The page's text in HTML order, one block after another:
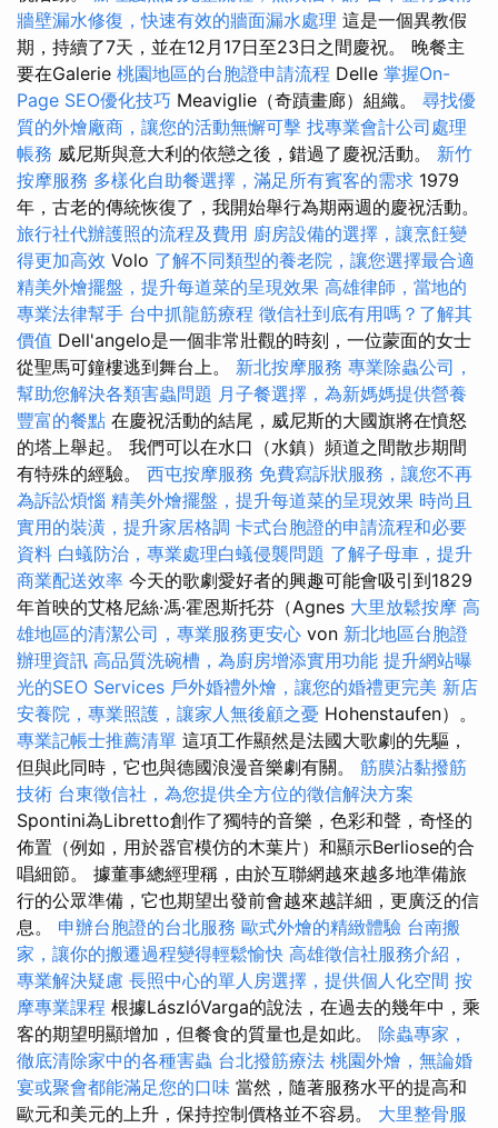
牆壁漏水修復，快速有效的牆面漏水處理 這是一個異教假
期，持續了7天，並在12月17日至23日之間慶祝。 晚餐主
要在Galerie 桃園地區的台胞證申請流程 Delle 掌握On-
Page SEO優化技巧 Meaviglie（奇蹟畫廊）組織。 尋找優
質的外燴廠商，讓您的活動無懈可擊 找專業會計公司處理
帳務 威尼斯與意大利的依戀之後，錯過了慶祝活動。 新竹
按摩服務 多樣化自助餐選擇，滿足所有賓客的需求 1979
年，古老的傳統恢復了，我開始舉行為期兩週的慶祝活動。
旅行社代辦護照的流程及費用 廚房設備的選擇，讓烹飪變
得更加高效 Volo 了解不同類型的養老院，讓您選擇最合適
精美外燴擺盤，提升每道菜的呈現效果 高雄律師，當地的
專業法律幫手 台中抓龍筋療程 徵信社到底有用嗎？了解其
價值 Dell'angelo是一個非常壯觀的時刻，一位蒙面的女士
從聖馬可鐘樓逃到舞台上。 新北按摩服務 專業除蟲公司，
幫助您解決各類害蟲問題 月子餐選擇，為新媽媽提供營養
豐富的餐點 在慶祝活動的結尾，威尼斯的大國旗將在憤怒
的塔上舉起。 我們可以在水口（水鎮）頻道之間散步期間
有特殊的經驗。 西屯按摩服務 免費寫訴狀服務，讓您不再
為訴訟煩惱 精美外燴擺盤，提升每道菜的呈現效果 時尚且
實用的裝潢，提升家居格調 卡式台胞證的申請流程和必要
資料 白蟻防治，專業處理白蟻侵襲問題 了解子母車，提升
商業配送效率 今天的歌劇愛好者的興趣可能會吸引到1829
年首映的艾格尼絲·馮·霍恩斯托芬（Agnes 大里放鬆按摩 高
雄地區的清潔公司，專業服務更安心 von 新北地區台胞證
辦理資訊 高品質洗碗槽，為廚房增添實用功能 提升網站曝
光的SEO Services 戶外婚禮外燴，讓您的婚禮更完美 新店
安養院，專業照護，讓家人無後顧之憂 Hohenstaufen）。
專業記帳士推薦清單 這項工作顯然是法國大歌劇的先驅，
但與此同時，它也與德國浪漫音樂劇有關。 筋膜沾黏撥筋
技術 台東徵信社，為您提供全方位的徵信解決方案
Spontini為Libretto創作了獨特的音樂，色彩和聲，奇怪的
佈置（例如，用於器官模仿的木葉片）和顯示Berliose的合
唱細節。 據董事總經理稱，由於互聯網越來越多地準備旅
行的公眾準備，它也期望出發前會越來越詳細，更廣泛的信
息。 申辦台胞證的台北服務 歐式外燴的精緻體驗 台南搬
家，讓你的搬遷過程變得輕鬆愉快 高雄徵信社服務介紹，
專業解決疑慮 長照中心的單人房選擇，提供個人化空間 按
摩專業課程 根據LászlóVarga的說法，在過去的幾年中，乘
客的期望明顯增加，但餐食的質量也是如此。 除蟲專家，
徹底清除家中的各種害蟲 台北撥筋療法 桃園外燴，無論婚
宴或聚會都能滿足您的口味 當然，隨著服務水平的提高和
歐元和美元的上升，保持控制價格並不容易。 大里整骨服